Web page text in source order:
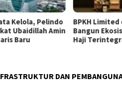
dan Mitra
Digital
WTP
Wujud
Kepercayaan
DAN